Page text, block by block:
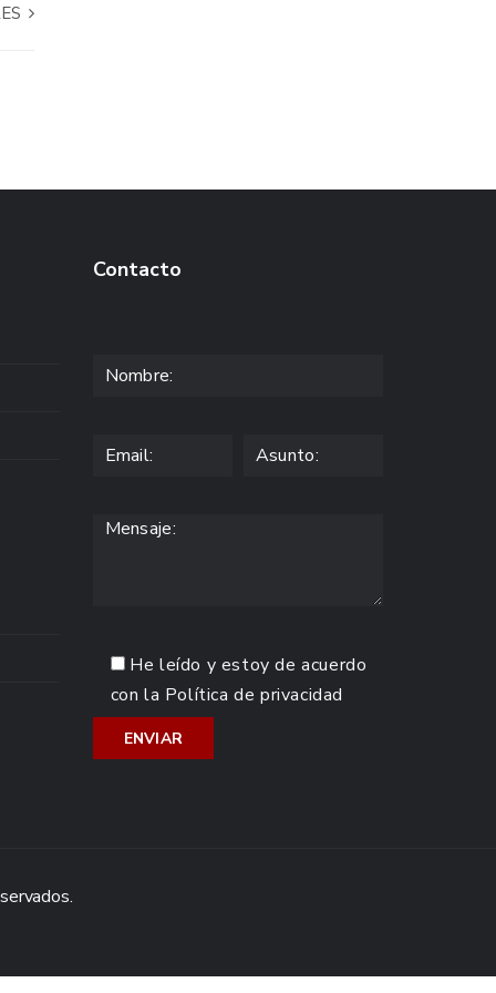
Contacto
He leído y estoy de acuerdo
con la Política de privacidad